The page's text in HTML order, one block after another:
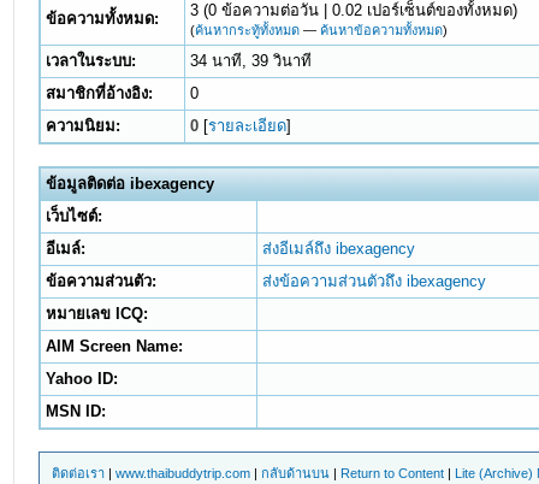
ข้อความทั้งหมด: 3 (0 ข้อความต่อวัน | 0.02 เปอร์เซ็นต์ของทั้งหมด)
(ค้นหากระทู้ทั้งหมด — ค้นหาข้อความทั้งหมด)
เวลาในระบบ:
34 นาที, 39 วินาที
สมาชิกที่อ้างอิง:
0
ความนิยม:
0 [รายละเอียด]
ข้อมูลติดต่อ ibexagency
เว็บไซต์:
อีเมล์:
ส่งอีเมล์ถึง ibexagency
ข้อความส่วนตัว:
ส่งข้อความส่วนตัวถึง ibexagency
หมายเลข ICQ:
AIM Screen Name:
Yahoo ID:
MSN ID:
ติดต่อเรา |www.thaibuddytrip.com |กลับด้านบน | Return to Content | Lite (Archive)